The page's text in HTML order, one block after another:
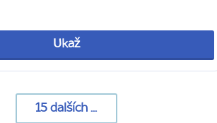
Ukaž
15 dalších ...